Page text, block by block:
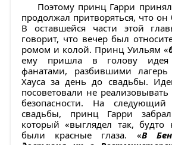
Поэтому принц Гарри
продолжал притворяться, что
В оставшейся части этой
говорит, что вечер был
ромом и колой. Принц Уильям «
ему пришла в голову идея
фанатами, разбившими лагерь
Хауса за день до свадьбы.
посоветовали не
безопасности. На
свадьбы, принц Гарри
который «выглядел так,
были красные глаза. «В